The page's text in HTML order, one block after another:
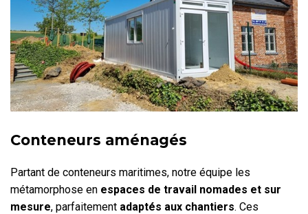
Conteneurs aménagés
Partant de conteneurs maritimes, notre équipe les
métamorphose en espaces de travail nomades et sur
mesure, parfaitement adaptés aux chantiers. Ces